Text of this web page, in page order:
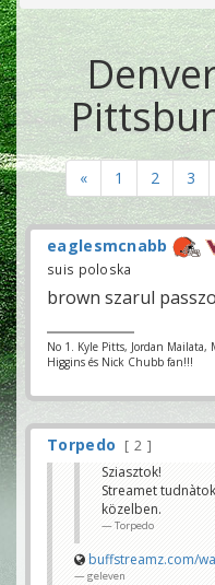
« 1 2 3
eaglesmcnabb
suis poloska
brown szarul
No 1. Kyle Pitts, Jordan Mailata,
Higgins és Nick Chubb fan!!!
Torpedo
2
Sziasztok!
Streamet
közelben.
Torpedo
buffstreamz.com/
geleven